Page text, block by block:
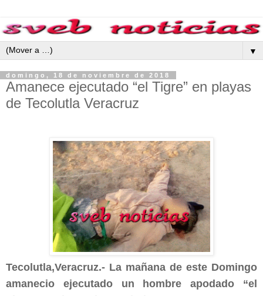
▼
domingo, 18 de noviembre de 2018
Amanece ejecutado “el Tigre” en playas
de Tecolutla Veracruz
Tecolutla,Veracruz.- La mañana de este Domingo
amanecio ejecutado un hombre apodado “el